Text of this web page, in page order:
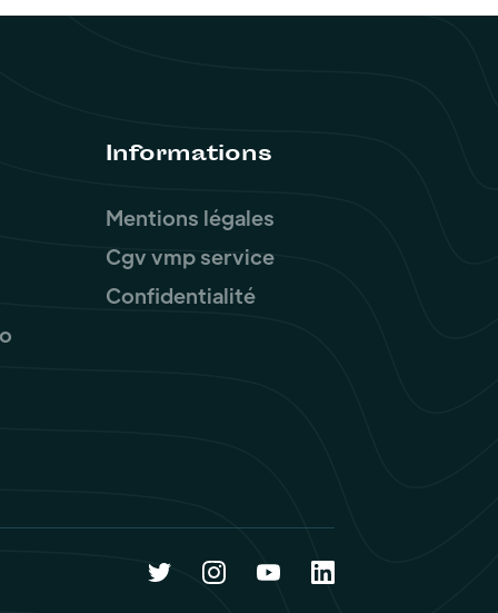
Informations
Mentions légales
Cgv vmp service
Confidentialité